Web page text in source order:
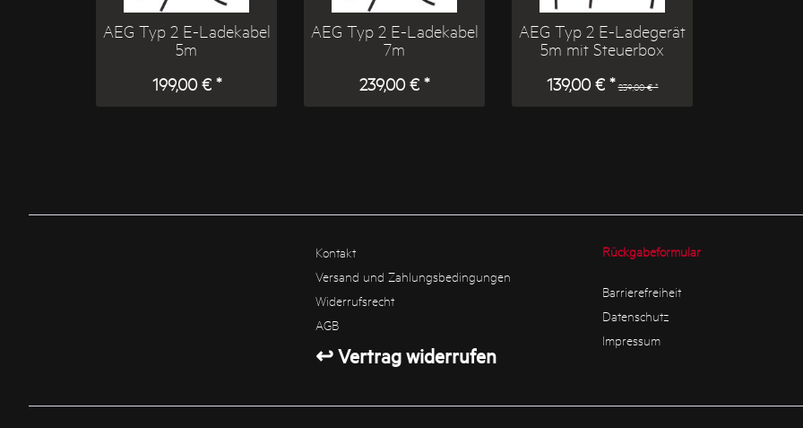
AEG Typ 2 E-Ladekabel
5m
199,00 € *
AEG Typ 2 E-Ladekabel
7m
239,00 € *
AEG Typ 2 E-Ladegerät
5m mit Steuerbox
139,00 € * 239,00 € *
Kontakt
Versand und Zahlungsbedingungen
Widerrufsrecht
AGB
↩ Vertrag widerrufen
Rückgabeformular
Barrierefreiheit
Datenschutz
Impressum